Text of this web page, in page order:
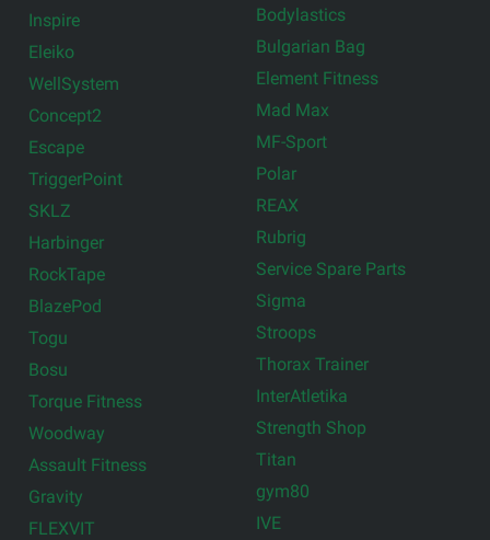
Inspire
Eleiko
WellSystem
Concept2
Escape
TriggerPoint
SKLZ
Harbinger
RockTape
BlazePod
Togu
Bosu
Torque Fitness
Woodway
Assault Fitness
Gravity
FLEXVIT
Bodylastics
Bulgarian Bag
Element Fitness
Mad Max
MF-Sport
Polar
REAX
Rubrig
Service Spare Parts
Sigma
Stroops
Thorax Trainer
InterAtletika
Strength Shop
Titan
gym80
IVE